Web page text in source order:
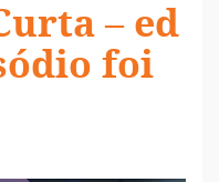
– ed
foi